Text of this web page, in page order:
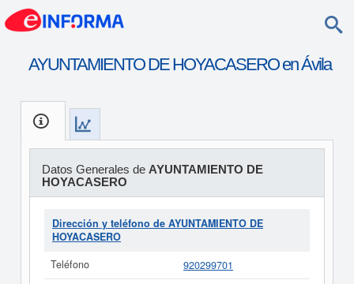
AYUNTAMIENTO DE HOYACASERO en Ávila
Datos Generales de AYUNTAMIENTO DE
HOYACASERO
Dirección y teléfono de AYUNTAMIENTO DE
HOYACASERO
Teléfono
920299701